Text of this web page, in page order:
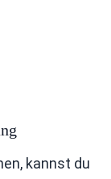
kannst du